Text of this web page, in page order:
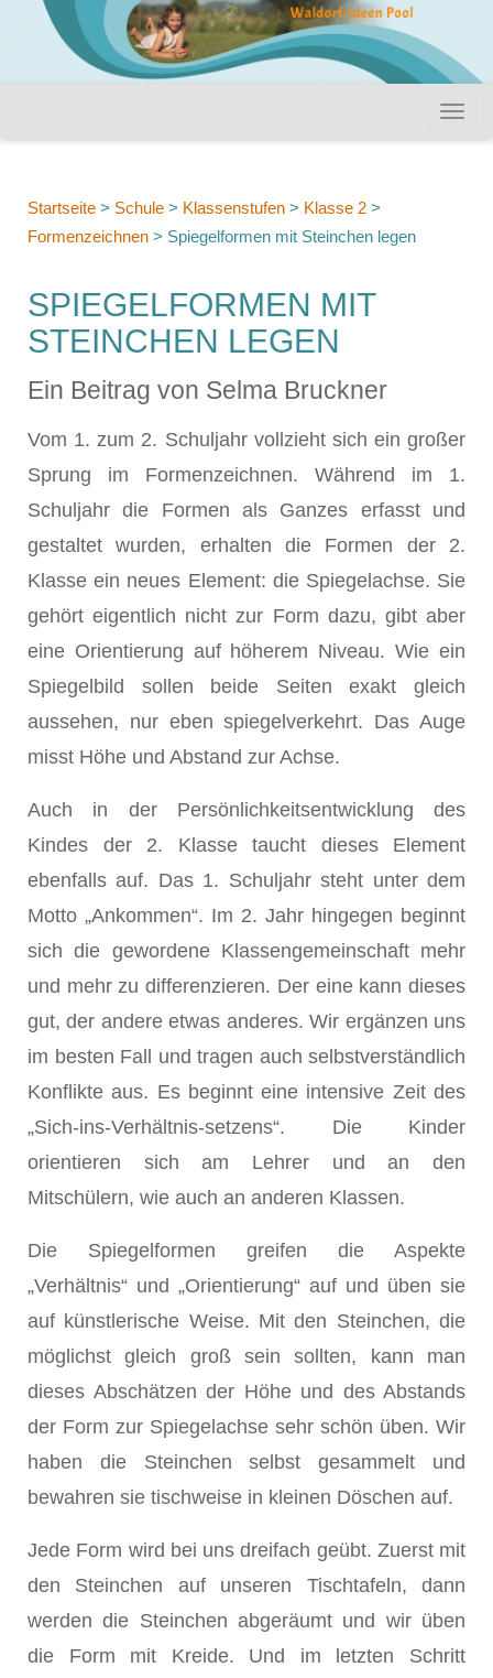
Startseite > Schule > Klassenstufen > Klasse 2 >
Formenzeichnen > Spiegelformen mit Steinchen legen
SPIEGELFORMEN MIT
STEINCHEN LEGEN
Ein Beitrag von Selma Bruckner
Vom 1. zum 2. Schuljahr vollzieht sich ein großer
Sprung im Formenzeichnen. Während im 1.
Schuljahr die Formen als Ganzes erfasst und
gestaltet wurden, erhalten die Formen der 2.
Klasse ein neues Element: die Spiegelachse. Sie
gehört eigentlich nicht zur Form dazu, gibt aber
eine Orientierung auf höherem Niveau. Wie ein
Spiegelbild sollen beide Seiten exakt gleich
aussehen, nur eben spiegelverkehrt. Das Auge
misst Höhe und Abstand zur Achse.
Auch in der Persönlichkeitsentwicklung des
Kindes der 2. Klasse taucht dieses Element
ebenfalls auf. Das 1. Schuljahr steht unter dem
Motto „Ankommen“. Im 2. Jahr hingegen beginnt
sich die gewordene Klassengemeinschaft mehr
und mehr zu differenzieren. Der eine kann dieses
gut, der andere etwas anderes. Wir ergänzen uns
im besten Fall und tragen auch selbstverständlich
Konflikte aus. Es beginnt eine intensive Zeit des
„Sich-ins-Verhältnis-setzens“. Die Kinder
orientieren sich am Lehrer und an den
Mitschülern, wie auch an anderen Klassen.
Die Spiegelformen greifen die Aspekte
„Verhältnis“ und „Orientierung“ auf und üben sie
auf künstlerische Weise. Mit den Steinchen, die
möglichst gleich groß sein sollten, kann man
dieses Abschätzen der Höhe und des Abstands
der Form zur Spiegelachse sehr schön üben. Wir
haben die Steinchen selbst gesammelt und
bewahren sie tischweise in kleinen Döschen auf.
Jede Form wird bei uns dreifach geübt. Zuerst mit
den Steinchen auf unseren Tischtafeln, dann
werden die Steinchen abgeräumt und wir üben
die Form mit Kreide. Und im letzten Schritt